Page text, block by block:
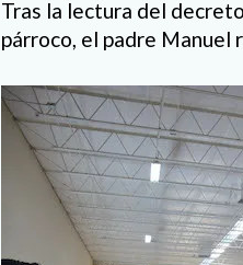
Tras la lectura del
párroco, el padre